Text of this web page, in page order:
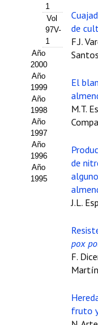
1
Vol
97V-
1
Año
2000
Año
1999
Año
1998
Año
1997
Año
1996
Año
1995
de
F.J.
El
M.T.
de
J.L.
pox
F.
fruto